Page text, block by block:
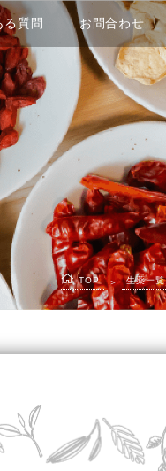
る質問 お問合わせ
TOP ＞ 生薬一覧